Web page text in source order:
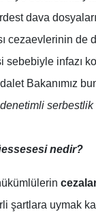
dava
cezaevlerinin de
infazı
Bakanımız
denetimli
nedir?
şartlara uymak